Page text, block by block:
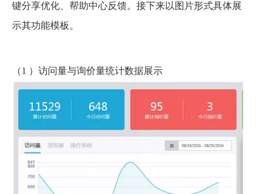
键分享优化、帮助中心反馈。接下来以图片形式具体展
示其功能模板。
（1 ）访问量与询价量统计数据展示